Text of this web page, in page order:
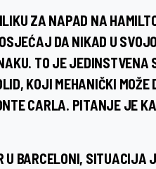
ZA NAPAD NA
DA NIKAD U
TO JE JEDINSTVENA
KOJI MEHANIČKI MOŽE
CARLA. PITANJE JE
U BARCELONI, SITUACIJA